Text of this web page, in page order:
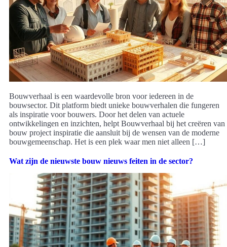
Bouwverhaal is een waardevolle bron voor iedereen in de
bouwsector. Dit platform biedt unieke bouwverhalen die fungeren
als inspiratie voor bouwers. Door het delen van actuele
ontwikkelingen en inzichten, helpt Bouwverhaal bij het creëren van
bouw project inspiratie die aansluit bij de wensen van de moderne
bouwgemeenschap. Het is een plek waar men niet alleen […]
Wat zijn de nieuwste bouw nieuws feiten in de sector?